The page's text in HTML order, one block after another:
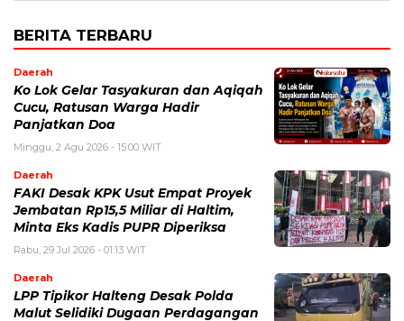
BERITA TERBARU
Daerah
Ko Lok Gelar Tasyakuran dan Aqiqah
Cucu, Ratusan Warga Hadir
Panjatkan Doa
Minggu, 2 Agu 2026 - 15:00 WIT
Daerah
FAKI Desak KPK Usut Empat Proyek
Jembatan Rp15,5 Miliar di Haltim,
Minta Eks Kadis PUPR Diperiksa
Rabu, 29 Jul 2026 - 01:13 WIT
Daerah
LPP Tipikor Halteng Desak Polda
Malut Selidiki Dugaan Perdagangan